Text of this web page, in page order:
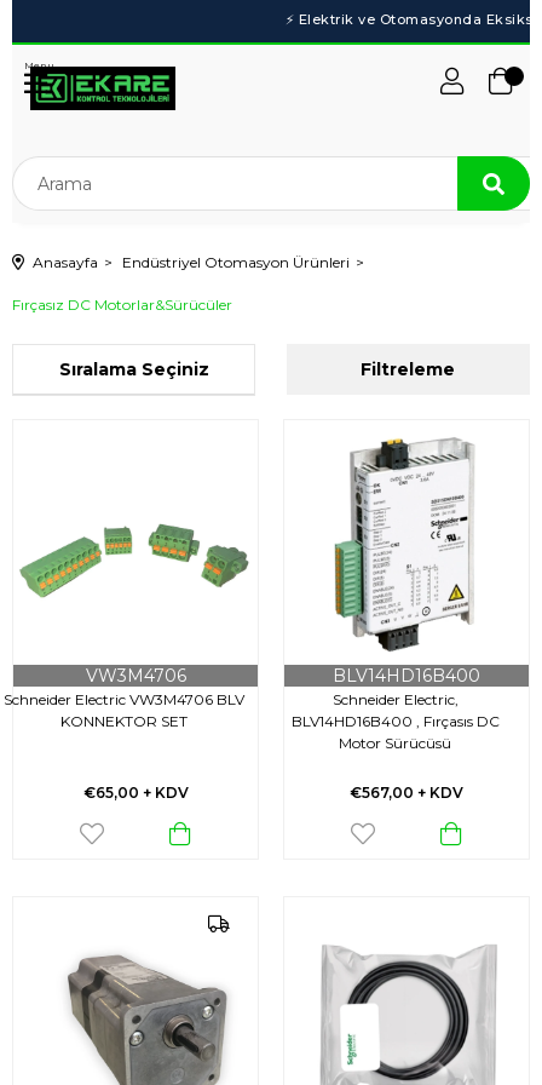
Menu
Anasayfa Endüstriyel Otomasyon Ürünleri
Fırçasız DC Motorlar&Sürücüler
Filtreleme
Sıralama
Schneider Electric VW3M4706 BLV
KONNEKTOR SET
VW3M4706
€65,00 + KDV
Schneider Electric,
BLV14HD16B400 , Fırçasıs DC
Motor Sürücüsü
BLV14HD16B400
€567,00 + KDV